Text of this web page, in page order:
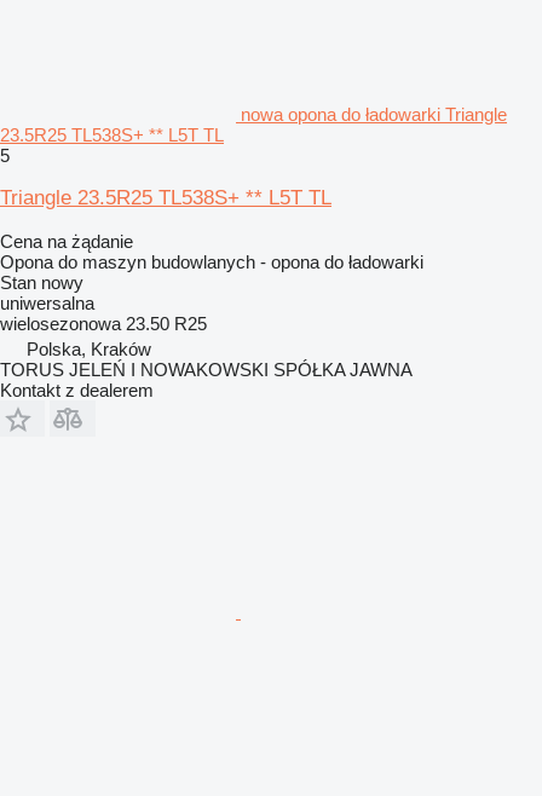
nowa opona do ładowarki Triangle
23.5R25 TL538S+ ** L5T TL
5
Triangle 23.5R25 TL538S+ ** L5T TL
Cena na żądanie
Opona do maszyn budowlanych - opona do ładowarki
Stan nowy
uniwersalna
wielosezonowa 23.50 R25
Polska, Kraków
TORUS JELEŃ I NOWAKOWSKI SPÓŁKA JAWNA
Kontakt z dealerem